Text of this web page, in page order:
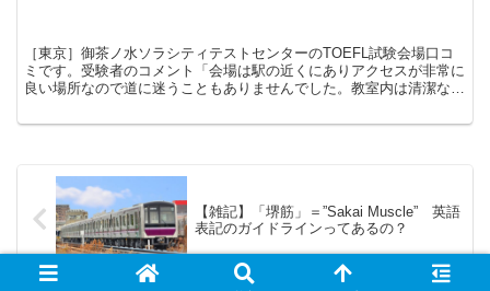
［東京］御茶ノ水ソラシティテストセンターのTOEFL試験会場口コ
ミです。受験者のコメント「会場は駅の近くにありアクセスが非常に
良い場所なので道に迷うこともありませんでした。教室内は清潔な状
を受けることができました。」
【雑記】「堺筋」＝”Sakai Muscle” 英語
表記のガイドラインってあるの？